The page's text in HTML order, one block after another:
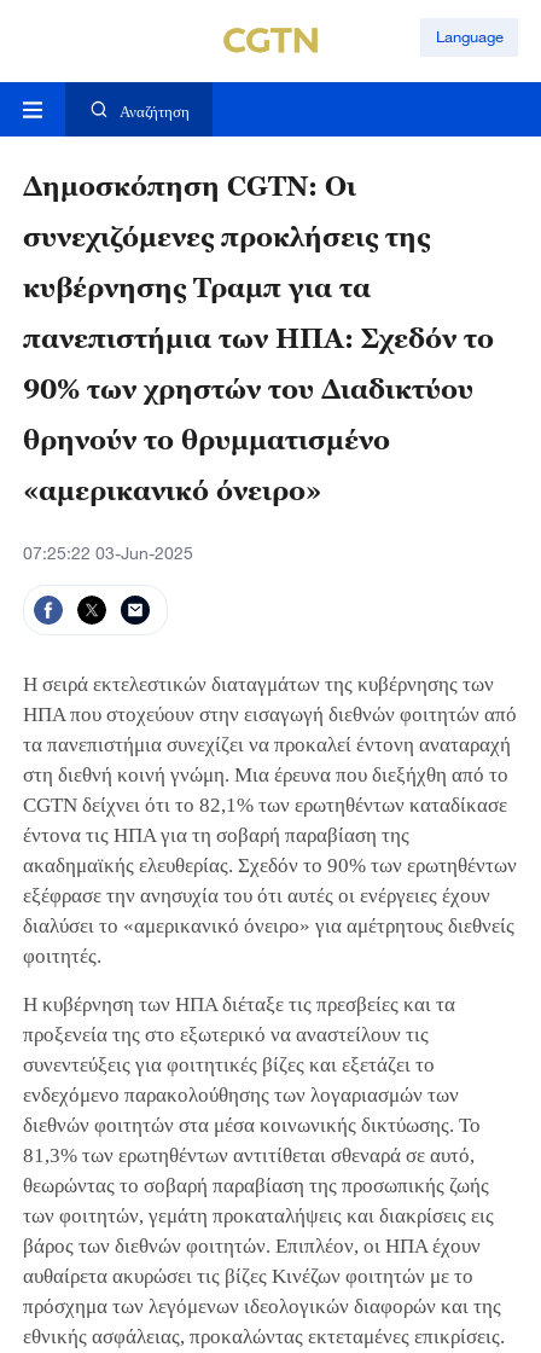
Language
Αναζήτηση
Δημοσκόπηση CGTN: Οι
συνεχιζόμενες προκλήσεις της
κυβέρνησης Τραμπ για τα
πανεπιστήμια των ΗΠΑ: Σχεδόν το
90% των χρηστών του Διαδικτύου
θρηνούν το θρυμματισμένο
«αμερικανικό όνειρο»
07:25:22 03-Jun-2025
Η σειρά εκτελεστικών διαταγμάτων της κυβέρνησης των
ΗΠΑ που στοχεύουν στην εισαγωγή διεθνών φοιτητών από
τα πανεπιστήμια συνεχίζει να προκαλεί έντονη αναταραχή
στη διεθνή κοινή γνώμη. Μια έρευνα που διεξήχθη από το
CGTN δείχνει ότι το 82,1% των ερωτηθέντων καταδίκασε
έντονα τις ΗΠΑ για τη σοβαρή παραβίαση της
ακαδημαϊκής ελευθερίας. Σχεδόν το 90% των ερωτηθέντων
εξέφρασε την ανησυχία του ότι αυτές οι ενέργειες έχουν
διαλύσει το «αμερικανικό όνειρο» για αμέτρητους διεθνείς
φοιτητές.
Η κυβέρνηση των ΗΠΑ διέταξε τις πρεσβείες και τα
προξενεία της στο εξωτερικό να αναστείλουν τις
συνεντεύξεις για φοιτητικές βίζες και εξετάζει το
ενδεχόμενο παρακολούθησης των λογαριασμών των
διεθνών φοιτητών στα μέσα κοινωνικής δικτύωσης. Το
81,3% των ερωτηθέντων αντιτίθεται σθεναρά σε αυτό,
θεωρώντας το σοβαρή παραβίαση της προσωπικής ζωής
των φοιτητών, γεμάτη προκαταλήψεις και διακρίσεις εις
βάρος των διεθνών φοιτητών. Επιπλέον, οι ΗΠΑ έχουν
αυθαίρετα ακυρώσει τις βίζες Κινέζων φοιτητών με το
πρόσχημα των λεγόμενων ιδεολογικών διαφορών και της
εθνικής ασφάλειας, προκαλώντας εκτεταμένες επικρίσεις.